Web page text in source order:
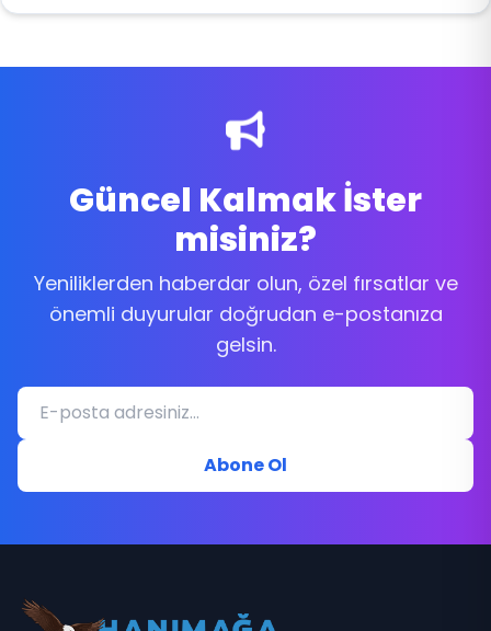
Güncel Kalmak İster
misiniz?
Yeniliklerden haberdar olun, özel fırsatlar ve
önemli duyurular doğrudan e-postanıza
gelsin.
Abone Ol